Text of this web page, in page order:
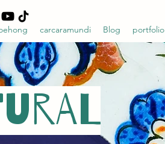
carcaramundi Blog portfolio